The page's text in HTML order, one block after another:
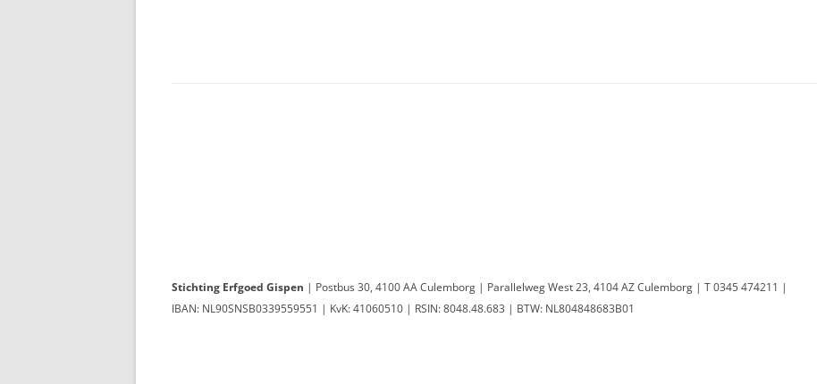
Stichting Erfgoed Gispen | Postbus 30, 4100 AA Culemborg | Parallelweg West 23, 4104 AZ Culemborg | T 0345 474211 |
IBAN: NL90SNSB0339559551 | KvK: 41060510 | RSIN: 8048.48.683 | BTW: NL804848683B01